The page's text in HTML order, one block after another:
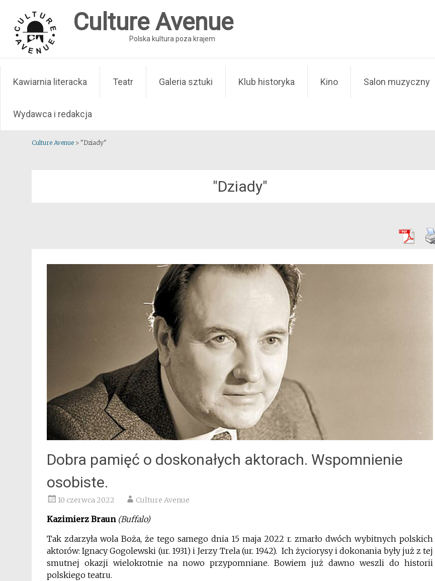
content
Culture Avenue
Polska kultura poza krajem
Kawiarnia literacka Teatr Galeria sztuki Klub historyka Kino Salon muzyczny
Wydawca i redakcja
Culture Avenue > "Dziady"
"Dziady"
Dobra pamięć o doskonałych aktorach. Wspomnienie
osobiste.
10 czerwca 2022 Culture Avenue
Kazimierz Braun (Buffalo)
Tak zdarzyła wola Boża, że tego samego dnia 15 maja 2022 r. zmarło dwóch wybitnych polskich
aktorów: Ignacy Gogolewski (ur. 1931) i Jerzy Trela (ur. 1942). Ich życiorysy i dokonania były już z tej
smutnej okazji wielokrotnie na nowo przypomniane. Bowiem już dawno weszli do historii
polskiego teatru.